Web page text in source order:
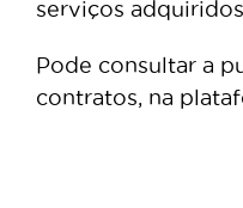
serviços
Pode consultar a
contratos, na